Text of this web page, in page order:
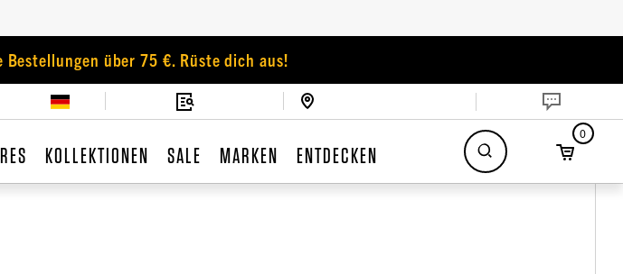
über 75 €. Rüste dich aus!
KOLLEKTIONEN SALE MARKEN ENTDECKEN
0